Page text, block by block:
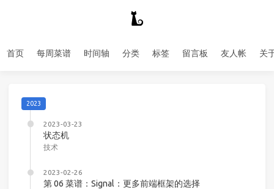
首页 每周菜谱 时间轴 分类 标签 留言板 友人帐 关
2023
2023-03-23
状态机
技术
2023-02-26
第 06 菜谱：Signal：更多前端框架的选择